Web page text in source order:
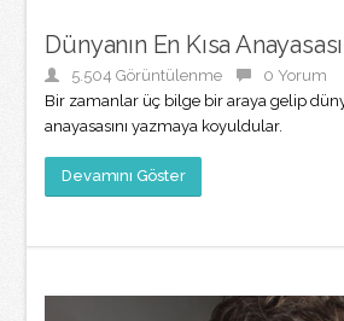
Dünyanın En Kısa Anayasası
5.504 Görüntülenme
0 Yorum
Bir zamanlar üç bilge bir araya gelip
anayasasını yazmaya koyuldular.
Devamını Göster